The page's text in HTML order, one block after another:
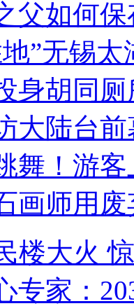
父如何
”无锡
身胡同
大陆台
舞！游客
画师用
楼大火
专家：